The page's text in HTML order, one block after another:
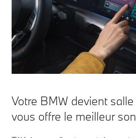
Votre BMW devient
vous offre le meilleur